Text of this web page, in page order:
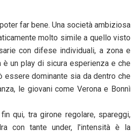
far bene. Una società ambiziosa
molto simile a quello visto
con difese individuali, a zona e
un play di sicura esperienza e che
essere dominante sia da dentro che
le giovani come Verona e Bonnì
qui, tra girone regolare, spareggi,
con tante under, l'intensità è la